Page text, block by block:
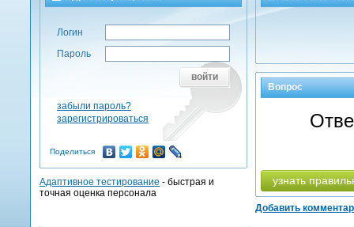
Вопрос
узнать
Добавить
Логин
Пароль
войти
забыли пароль?
зарегистрироваться
Поделиться
Адаптивное тестирование - быстрая и
точная оценка персонала